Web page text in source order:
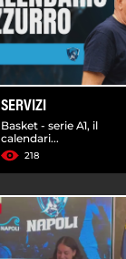
SERVIZI
Basket - serie A1, il
calendari...
218